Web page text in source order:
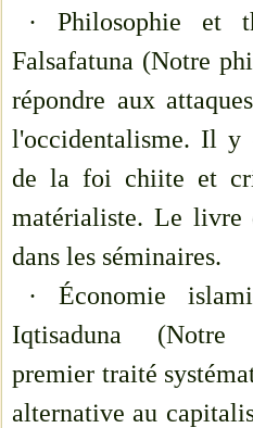
· Philosophie et
Falsafatuna (Notre
répondre aux
l'occidentalisme. Il y
de la foi chiite et
matérialiste. Le livre
dans les séminaires.
· Économie
Iqtisaduna (Notre
premier traité
alternative au